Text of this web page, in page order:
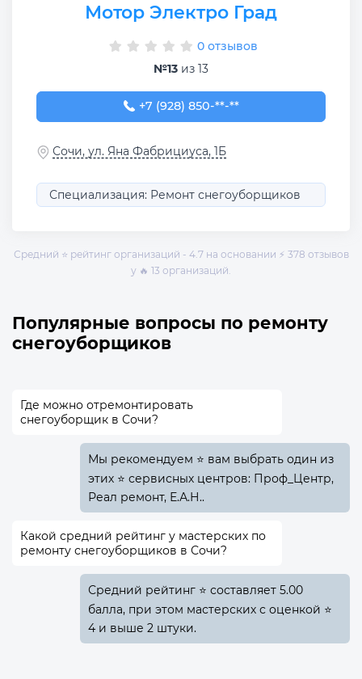
Мотор Электро Град
0 отзывов
№13 из 13
+7 (928) 850-29-58
+7 (928) 850-**-**
Сочи, ул. Яна Фабрициуса, 1Б
Специализация: Ремонт снегоуборщиков
Средний ⭐ рейтинг организаций - 4.7 на основании ⚡ 378 отзывов
у 🔥 13 организаций.
Популярные вопросы по ремонту
снегоуборщиков
Где можно отремонтировать
снегоуборщик в Сочи?
Мы рекомендуем ⭐ вам выбрать один из
этих ⭐ сервисных центров: Проф_Центр,
Реал ремонт, Е.А.Н..
Какой средний рейтинг у мастерских по
ремонту снегоуборщиков в Сочи?
Средний рейтинг ⭐ составляет 5.00
балла, при этом мастерских с оценкой ⭐
4 и выше 2 штуки.